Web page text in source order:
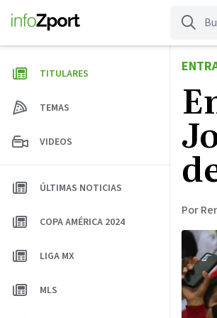
contenido
Por
TITULARES
TEMAS
VIDEOS
ÚLTIMAS NOTICIAS
COPA AMÉRICA 2024
LIGA MX
MLS